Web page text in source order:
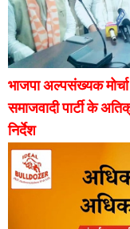
भाजपा अल्पसंख्यक मोर्चा
समाजवादी पार्टी के
निर्देश